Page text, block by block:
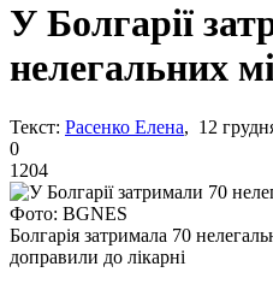
У Болгарії
нелегальних
Текст: Расенко Елена, 12
0
1204
Фото: BGNES
Болгарія затримала 70
доправили до лікарні